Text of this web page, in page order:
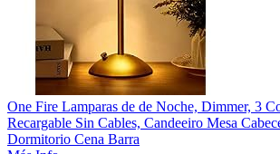
One Fire Lamparas de de Noche, Dimmer, 3
Recargable Sin Cables, Candeeiro Mesa
Dormitorio Cena Barra